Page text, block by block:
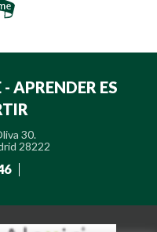
APRENDER ES
30.
28222